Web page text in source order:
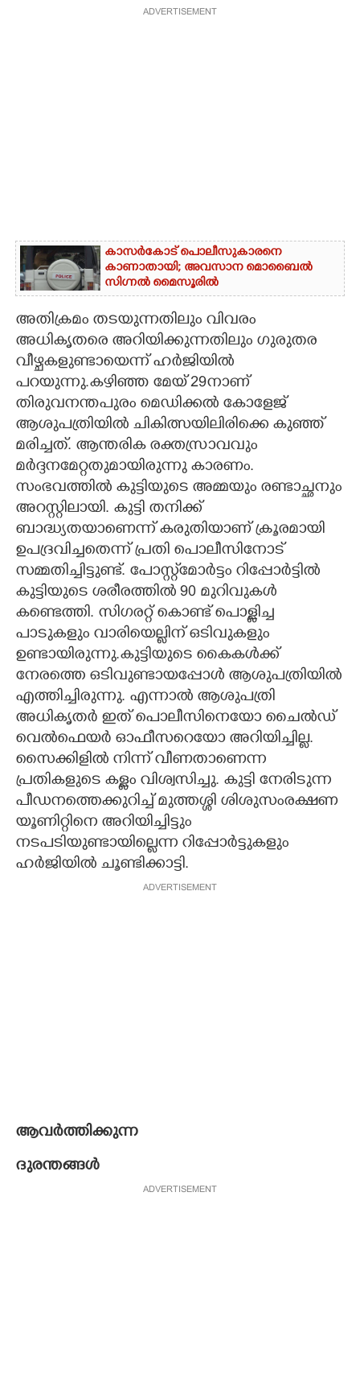
ADVERTISEMENT
കാസർകോട് പൊലീസുകാരനെ
കാണാതായി; അവസാന മൊബൈൽ
സിഗ്നൽ മൈസൂരിൽ
അതിക്രമം തടയുന്നതിലും വിവരം
അധികൃതരെ അറിയിക്കുന്നതിലും ഗുരുതര
വീഴ്ചകളുണ്ടായെന്ന് ഹർജിയിൽ
പറയുന്നു.കഴിഞ്ഞ മേയ് 29നാണ്
തിരുവനന്തപുരം മെഡിക്കൽ കോളേജ്
ആശുപത്രിയിൽ ചികിത്സയിലിരിക്കെ കുഞ്ഞ്
മരിച്ചത്. ആന്തരിക രക്തസ്രാവവും
മർദ്ദനമേറ്റതുമായിരുന്നു കാരണം.
സംഭവത്തിൽ കുട്ടിയുടെ അമ്മയും രണ്ടാച്ഛനും
അറസ്റ്റിലായി. കുട്ടി തനിക്ക്
ബാദ്ധ്യതയാണെന്ന് കരുതിയാണ് ക്രൂരമായി
ഉപദ്രവിച്ചതെന്ന് പ്രതി പൊലീസിനോട്
സമ്മതിച്ചിട്ടുണ്ട്. പോസ്റ്റ്മോർട്ടം റിപ്പോർട്ടിൽ
കുട്ടിയുടെ ശരീരത്തിൽ 90 മുറിവുകൾ
കണ്ടെത്തി. സിഗരറ്റ് കൊണ്ട് പൊള്ളിച്ച
പാടുകളും വാരിയെല്ലിന് ഒടിവുകളും
ഉണ്ടായിരുന്നു.കുട്ടിയുടെ കൈകൾക്ക്
നേരത്തെ ഒടിവുണ്ടായപ്പോൾ ആശുപത്രിയിൽ
എത്തിച്ചിരുന്നു. എന്നാൽ ആശുപത്രി
അധികൃതർ ഇത് പൊലീസിനെയോ ചൈൽഡ്
വെൽഫെയർ ഓഫീസറെയോ അറിയിച്ചില്ല.
സൈക്കിളിൽ നിന്ന് വീണതാണെന്ന
പ്രതികളുടെ കള്ളം വിശ്വസിച്ചു. കുട്ടി നേരിടുന്ന
പീഡനത്തെക്കുറിച്ച് മുത്തശ്ശി ശിശുസംരക്ഷണ
യൂണിറ്റിനെ അറിയിച്ചിട്ടും
നടപടിയുണ്ടായില്ലെന്ന റിപ്പോർട്ടുകളും
ഹർജിയിൽ ചൂണ്ടിക്കാട്ടി.
ADVERTISEMENT
ആവർത്തിക്കുന്ന
ദുരന്തങ്ങൾ
ADVERTISEMENT